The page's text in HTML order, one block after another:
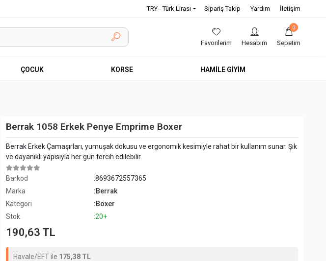
TRY - Türk Lirası Sipariş Takip Yardım İletişim
Favorilerim Hesabım
0
Sepetim
ÇOCUK KORSE HAMİLE GİYİM
Berrak 1058 Erkek Penye Emprime Boxer
Berrak Erkek Çamaşırları, yumuşak dokusu ve ergonomik kesimiyle rahat bir kullanım sunar. Şık
ve dayanıklı yapısıyla her gün tercih edilebilir.
Barkod
:8693672557365
Marka
:Berrak
Kategori
:Boxer
Stok
:20+
190,63 TL
Havale/EFT ile 175,38 TL